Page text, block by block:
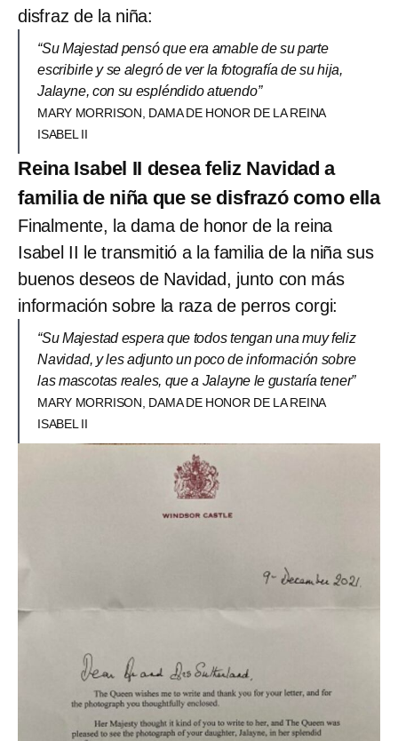
disfraz de la niña:
“Su Majestad pensó que era amable de su parte
escribirle y se alegró de ver la fotografía de su hija,
Jalayne, con su espléndido atuendo”
MARY MORRISON, DAMA DE HONOR DE LA REINA
ISABEL II
Reina Isabel II desea feliz Navidad a
familia de niña que se disfrazó como ella
Finalmente, la dama de honor de la reina
Isabel II le transmitió a la familia de la niña sus
buenos deseos de Navidad, junto con más
información sobre la raza de perros corgi:
“Su Majestad espera que todos tengan una muy feliz
Navidad, y les adjunto un poco de información sobre
las mascotas reales, que a Jalayne le gustaría tener”
MARY MORRISON, DAMA DE HONOR DE LA REINA
ISABEL II